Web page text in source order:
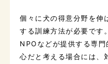
個々に犬の得意分野を伸
する訓練方法が必要です
NPOなどが提供する専
心だと考える場合には、